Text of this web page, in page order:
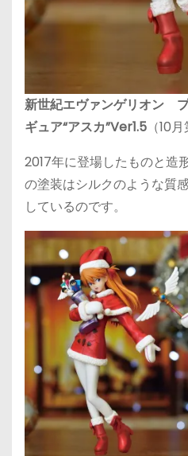
新世紀エヴァンゲリオン
ギュア“アスカ”Ver1.5 （10
2017年に登場したものと造
の塗装はシルクのような質
しているのです。